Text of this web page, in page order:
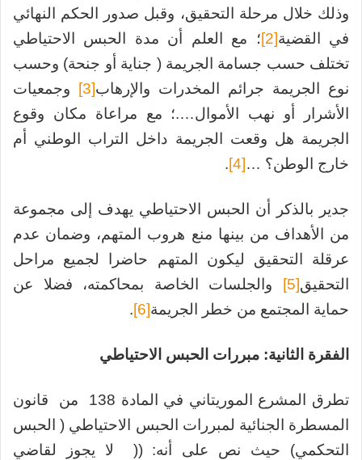
وذلك خلال مرحلة التحقيق، وقبل صدور الحكم النهائي
في القضية[2]
؛ مع العلم أن مدة الحبس الاحتياطي
تختلف حسب جسامة الجريمة ( جناية أو جنحة) وحسب
نوع الجريمة جرائم المخدرات والإرهاب[3]
وجمعيات
الأشرار أو نهب الأموال….؛ مع مراعاة مكان وقوع
الجريمة هل وقعت الجريمة داخل التراب الوطني أم
خارج الوطن؟ …[4]
.
جدير بالذكر أن الحبس الاحتياطي يهدف إلى مجموعة
من الأهداف من بينها منع هروب المتهم، وضمان عدم
عرقلة التحقيق ليكون المتهم حاضرا لجميع مراحل
التحقيق[5]
والجلسات الخاصة بمحاكمته، فضلا عن
حماية المجتمع من خطر الجريمة[6]
.
الفقرة الثانية: مبررات الحبس الاحتياطي
تطرق المشرع الموريتاني في المادة 138 من قانون
المسطرة الجنائية لمبررات الحبس الاحتياطي ( الحبس
التحكمي) حيث نص على أنه: (( لا يجوز لقاضي